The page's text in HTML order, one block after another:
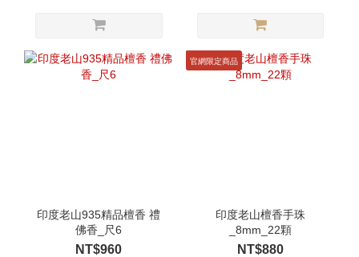
印度老山935精品檀香 禮
佛香_尺6
NT$960
官網限定商品
印度老山檀香手珠
_8mm_22顆
NT$880